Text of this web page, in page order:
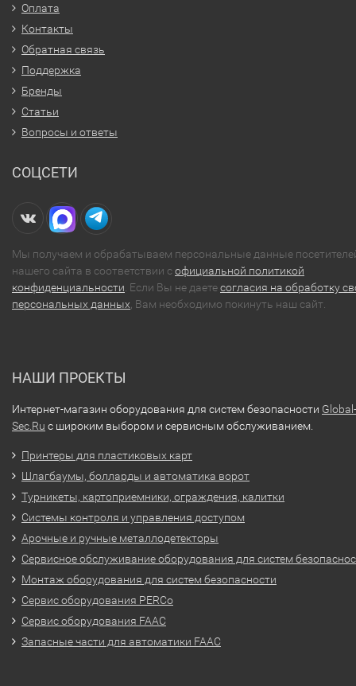
Оплата
Контакты
Обратная связь
Поддержка
Бренды
Статьи
Вопросы и ответы
СОЦСЕТИ
Мы получаем и обрабатываем персональные данные
нашего сайта в соответствии софициальной политикой
конфиденциальности . Если Вы не даетесогласия на обработку
персональных данных , Вам необходимо покинуть наш сайт.
НАШИ ПРОЕКТЫ
Интернет-магазин оборудования для систем безопасности Global-
Sec.Ru с широким выбором и сервисным обслуживанием.
Принтеры для пластиковых карт
Шлагбаумы, болларды и автоматика ворот
Турникеты, картоприемники, ограждения, калитки
Системы контроля и управления доступом
Арочные и ручные металлодетекторы
Сервисное обслуживание оборудования для систем
Монтаж оборудования для систем безопасности
Сервис оборудования PERCo
Сервис оборудования FAAC
Запасные части для автоматики FAAC